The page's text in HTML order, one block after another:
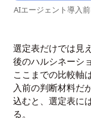
AIエージェント導入
選定表だけでは見
後のハルシネーシ
ここまでの比較軸
入前の判断材料だ
込むと、選定表に
る。